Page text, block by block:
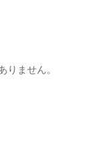
りません。